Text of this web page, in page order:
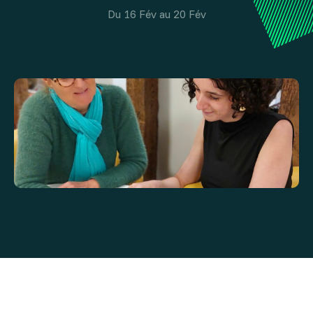
Du 16 Fév au 20 Fév